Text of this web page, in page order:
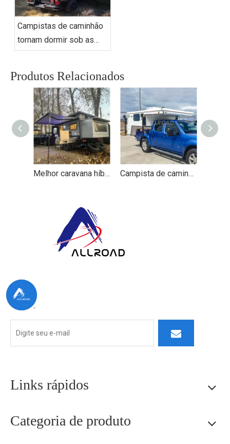
Campistas de caminhão
tornam dormir sob as
estrelas melhor do que
Produtos Relacionados
Melhor caravana híbrida off road para acampamento e caravana pop top Campista de caminhonete australiana para acampamento leve
esforçamos para construir parcerias duradouras, fornecendo
produtos superiores, serviço ágil e pensamento inovador.
Links rápidos
Categoria de produto